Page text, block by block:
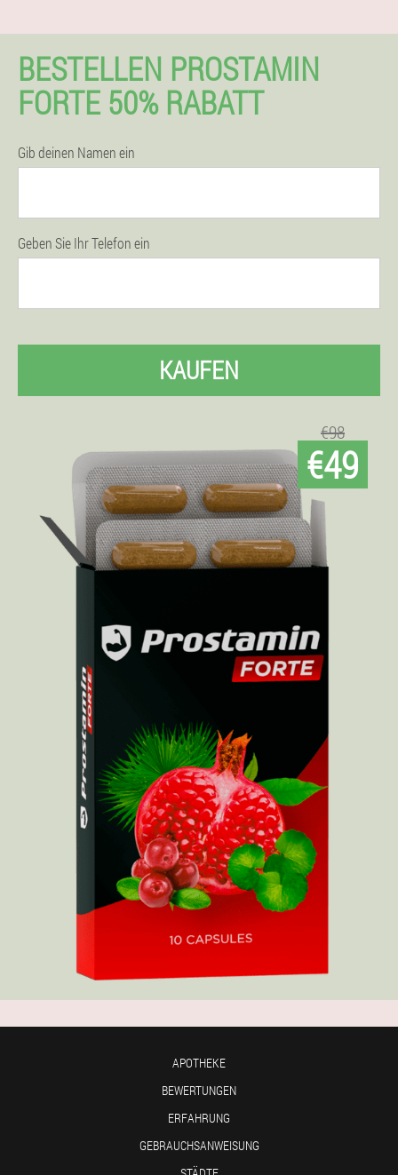
BESTELLEN PROSTAMIN
FORTE 50% RABATT
Gib deinen Namen ein
Geben Sie Ihr Telefon ein
KAUFEN
€98
€49
APOTHEKE
BEWERTUNGEN
ERFAHRUNG
GEBRAUCHSANWEISUNG